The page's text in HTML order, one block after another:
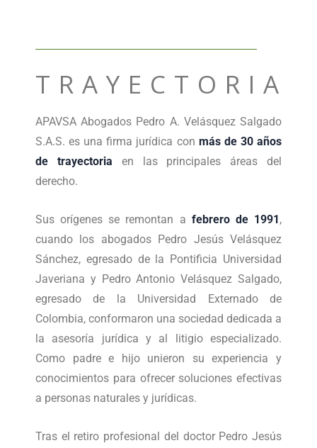
TRAYECTORIA
APAVSA Abogados Pedro A. Velásquez Salgado
S.A.S. es una firma jurídica con más de 30 años
de trayectoria en las principales áreas del
derecho.
Sus orígenes se remontan a febrero de 1991,
cuando los abogados Pedro Jesús Velásquez
Sánchez, egresado de la Pontificia Universidad
Javeriana y Pedro Antonio Velásquez Salgado,
egresado de la Universidad Externado de
Colombia, conformaron una sociedad dedicada a
la asesoría jurídica y al litigio especializado.
Como padre e hijo unieron su experiencia y
conocimientos para ofrecer soluciones efectivas
a personas naturales y jurídicas.
Tras el retiro profesional del doctor Pedro Jesús